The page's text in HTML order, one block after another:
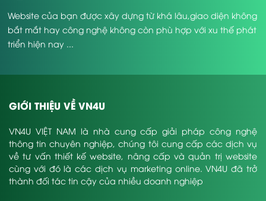
Website của bạn được xây dựng từ khá lâu,giao diện không
bắt mắt hay công nghệ không còn phù hợp với xu thế phát
triển hiện nay ...
GIỚI THIỆU VỀ VN4U
VN4U VIỆT NAM là nhà cung cấp giải pháp công nghệ
thông tin chuyên nghiệp, chúng tôi cung cấp các dịch vụ
về tư vấn thiết kế website, nâng cấp và quản trị website
cùng với đó là các dịch vụ marketing online. VN4U đã trở
thành đối tác tin cậy của nhiều doanh nghiệp